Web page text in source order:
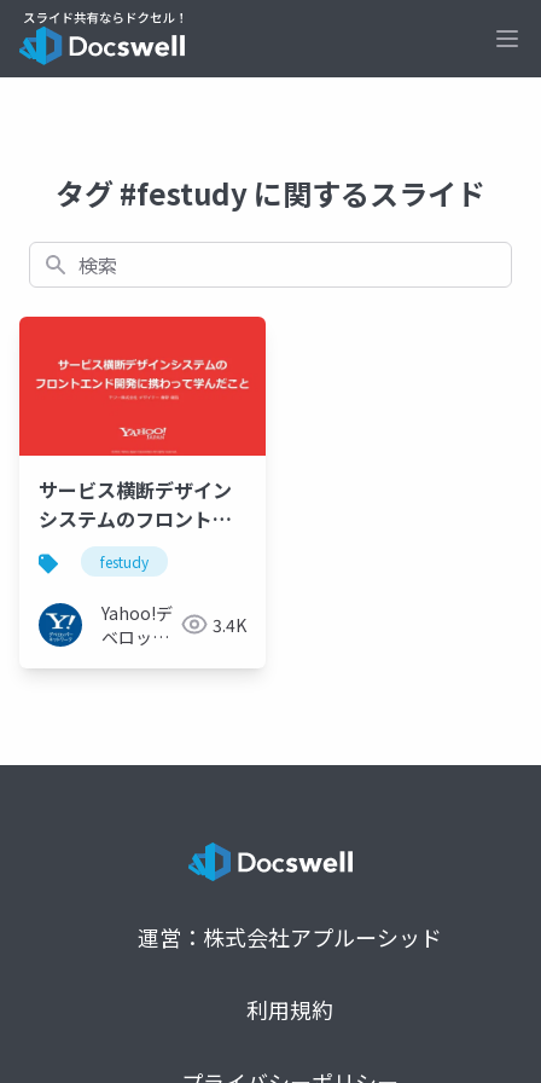
タグ #festudy に関するスライド
検索
サービス横断デザイン
システムのフロントエ
ンド開発に携わって学
んだこと #FEStudy
festudy
Yahoo!デ
ベロッパ
3.4K
運営：株式会社アプルーシッド
利用規約